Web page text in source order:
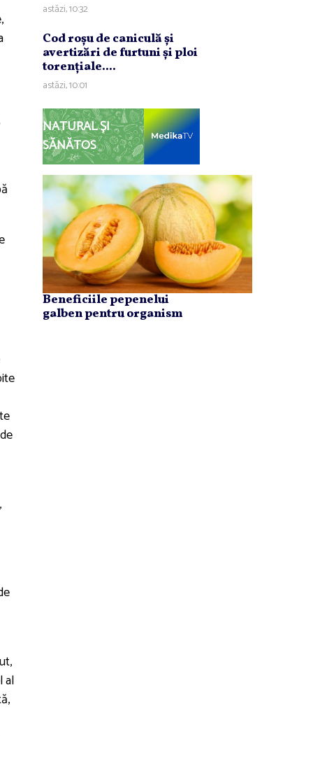
al
astăzi, 10:32
Cod roşu de caniculă şi
avertizări de furtuni şi ploi
torenţiale....
astăzi, 10:01
NATURAL ȘI
SĂNĂTOS
Beneficiile pepenelui
galben pentru organism